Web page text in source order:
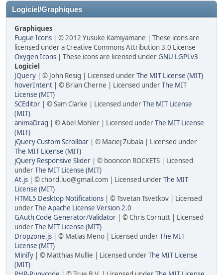
Logiciel/Graphiques
Graphiques
Fugue Icons | © 2012 Yusuke Kamiyamane | These icons are
licensed under a Creative Commons Attribution 3.0 License
Oxygen Icons | These icons are licensed underGNU LGPLv3
Logiciel
JQuery | © John Resig | Licensed underThe MIT License (MIT)
hoverIntent | © Brian Cherne | Licensed underThe MIT
License (MIT)
SCEditor | © Sam Clarke | Licensed underThe MIT License
(MIT)
animaDrag | © Abel Mohler | Licensed underThe MIT License
(MIT)
jQuery Custom Scrollbar | © Maciej Zubala | Licensed under
The MIT License (MIT)
jQuery Responsive Slider | © booncon ROCKETS | Licensed
underThe MIT License (MIT)
At.js | © chord.luo@gmail.com | Licensed underThe MIT
License (MIT)
HTML5 Desktop Notifications | © Tsvetan Tsvetkov | Licensed
underThe Apache License Version 2.0
GAuth Code Generator/Validator | © Chris Cornutt | Licensed
underThe MIT License (MIT)
Dropzone.js | © Matias Meno | Licensed underThe MIT
License (MIT)
Minify | © Matthias Mullie | Licensed underThe MIT License
(MIT)